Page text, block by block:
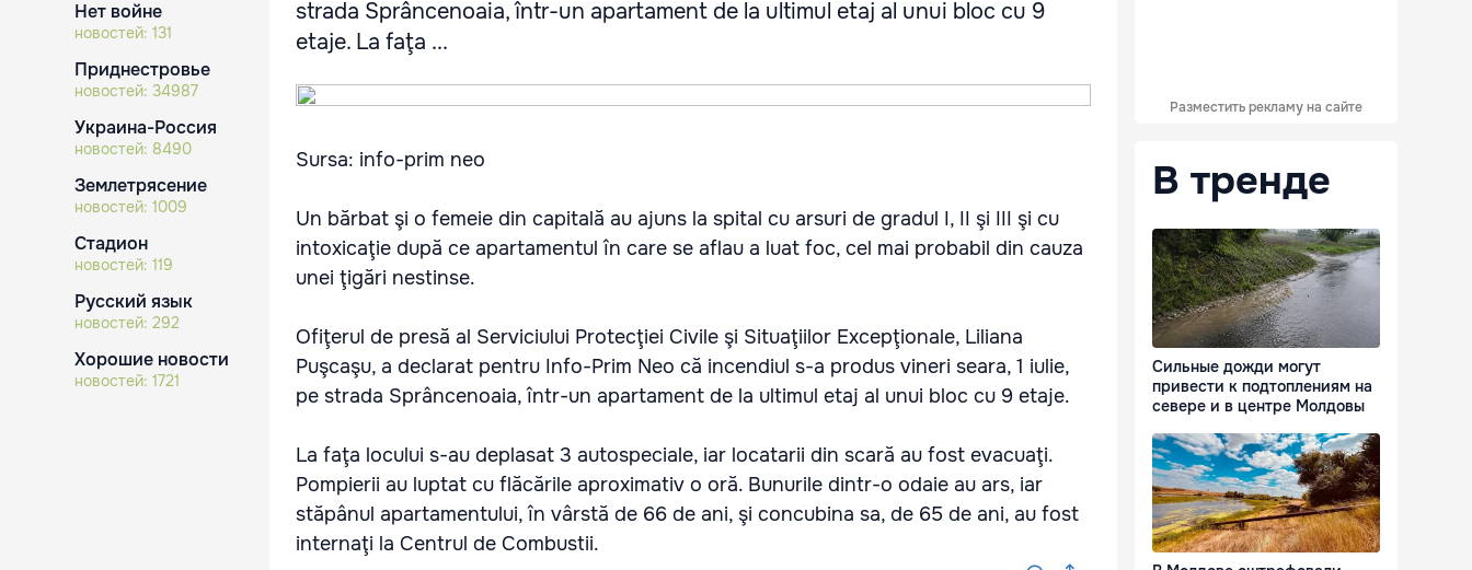
Нет войне
новостей: 131
Приднестровье
новостей: 34987
Украина-Россия
новостей: 8490
Землетрясение
новостей: 1009
Стадион
новостей: 119
Русский язык
новостей: 292
Хорошие новости
новостей: 1721
strada Sprâncenoaia, într-un apartament de la ultimul etaj al unui bloc cu 9
etaje. La faţa ...
Sursa: info-prim neo
Un bărbat şi o femeie din capitală au ajuns la spital cu arsuri de gradul I, II şi III şi cu
intoxicaţie după ce apartamentul în care se aflau a luat foc, cel mai probabil din cauza
unei ţigări nestinse.
Ofiţerul de presă al Serviciului Protecţiei Civile şi Situaţiilor Excepţionale, Liliana
Puşcaşu, a declarat pentru Info-Prim Neo că incendiul s-a produs vineri seara, 1 iulie,
pe strada Sprâncenoaia, într-un apartament de la ultimul etaj al unui bloc cu 9 etaje.
La faţa locului s-au deplasat 3 autospeciale, iar locatarii din scară au fost evacuaţi.
Pompierii au luptat cu flăcările aproximativ o oră. Bunurile dintr-o odaie au ars, iar
stăpânul apartamentului, în vârstă de 66 de ani, şi concubina sa, de 65 de ani, au fost
internaţi la Centrul de Combustii.
Разместить рекламу на сайте
В тренде
Сильные дожди могут
привести к подтоплениям на
севере и в центре Молдовы